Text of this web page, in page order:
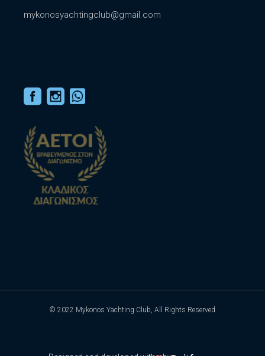
mykonosyachtingclub@gmail.com
© 2022 Mykonos Yachting Club, All Rights Reserved